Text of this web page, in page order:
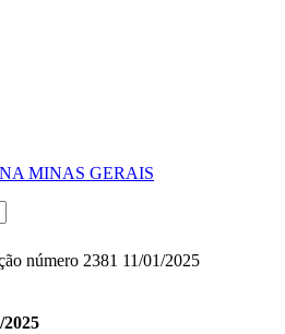
MINAS GERAIS
número 2381 11/01/2025